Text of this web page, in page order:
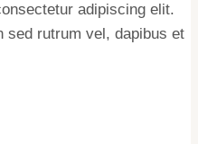
adipiscing elit.
sed rutrum vel, dapibus et